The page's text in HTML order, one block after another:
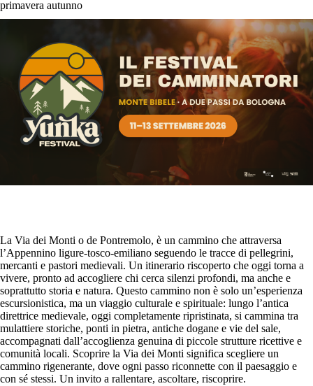
primavera autunno
La Via dei Monti o de Pontremolo, è un cammino che attraversa
l’Appennino ligure-tosco-emiliano seguendo le tracce di pellegrini,
mercanti e pastori medievali. Un itinerario riscoperto che oggi torna a
vivere, pronto ad accogliere chi cerca silenzi profondi, ma anche e
soprattutto storia e natura. Questo cammino non è solo un’esperienza
escursionistica, ma un viaggio culturale e spirituale: lungo l’antica
direttrice medievale, oggi completamente ripristinata, si cammina tra
mulattiere storiche, ponti in pietra, antiche dogane e vie del sale,
accompagnati dall’accoglienza genuina di piccole strutture ricettive e
comunità locali. Scoprire la Via dei Monti significa scegliere un
cammino rigenerante, dove ogni passo riconnette con il paesaggio e
con sé stessi. Un invito a rallentare, ascoltare, riscoprire.